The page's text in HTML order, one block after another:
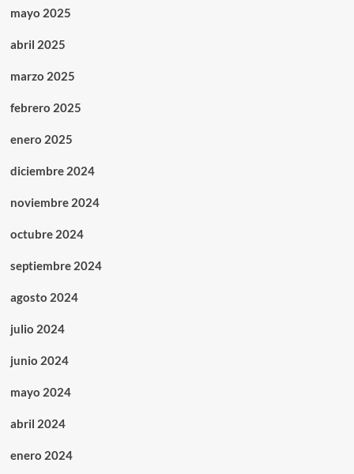
mayo 2025
abril 2025
marzo 2025
febrero 2025
enero 2025
diciembre 2024
noviembre 2024
octubre 2024
septiembre 2024
agosto 2024
julio 2024
junio 2024
mayo 2024
abril 2024
enero 2024